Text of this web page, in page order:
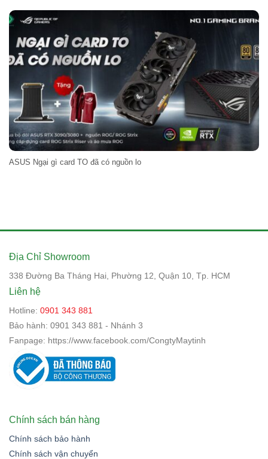
ASUS Ngại gì card TO đã có nguồn lo
Địa Chỉ Showroom
338 Đường Ba Tháng Hai, Phường 12, Quận 10, Tp. HCM
Liên hệ
Hotline: 0901 343 881
Bảo hành: 0901 343 881 - Nhánh 3
Fanpage: https://www.facebook.com/CongtyMaytinh
Chính sách bán hàng
Chính sách bảo hành
Chính sách vận chuyển